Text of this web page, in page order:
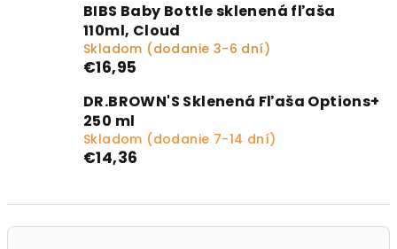
BIBS Baby Bottle sklenená fľaša
110ml, Cloud
Skladom (dodanie 3-6 dní)
€16,95
DR.BROWN'S Sklenená Fľaša Options+
250 ml
Skladom (dodanie 7-14 dní)
€14,36